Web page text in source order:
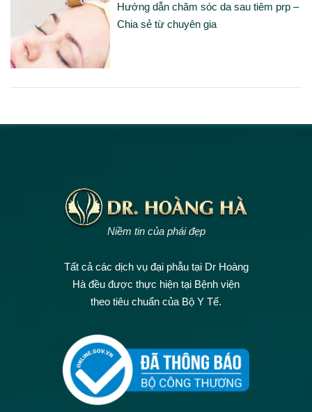
Hướng dẫn chăm sóc da sau tiêm prp –
Chia sẻ từ chuyên gia
Niềm tin của phái đẹp
Tất cả các dịch vụ đại phẫu tại Dr Hoàng
Hà đều được thực hiện tại Bệnh viện
theo tiêu chuẩn của Bộ Y Tế.